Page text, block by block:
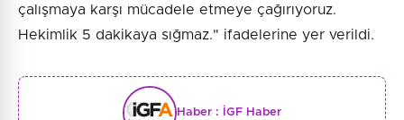
çalışmaya karşı mücadele etmeye çağırıyoruz.
Hekimlik 5 dakikaya sığmaz." ifadelerine yer verildi.
Haber : İGF Haber